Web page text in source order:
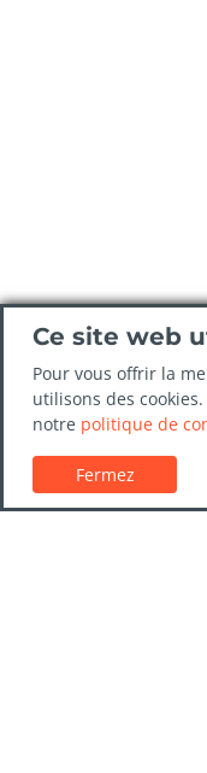
Ce site web
Pour vous offrir la
utilisons des
notre politique de
Fermez